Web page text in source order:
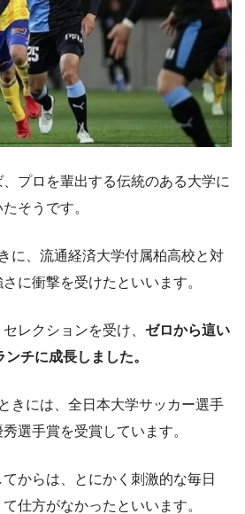
プロを輩出する伝統のある大学に
そうです。
に、流通経済大学付属柏高校と対
に衝撃を受けたといいます。
レクションを受け、 ゼロから這い
ンチに成長しました。
きには、全日本大学サッカー選手
選手賞を受賞しています。
からは、とにかく刺激的な毎日
仕方がなかったといいます。